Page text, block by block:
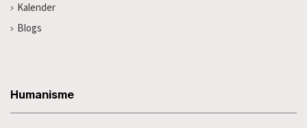
Kalender
Blogs
Humanisme